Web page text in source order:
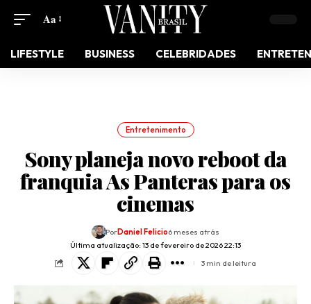
Aa
LIFESTYLE BUSINESS CELEBRIDADES
Entretenimento
Sony planeja novo reboot da
franquia As Panteras para os
cinemas
Última atualização: 13 de fevereiro de 2026 22:13
PorDaniel Felicio6 meses atrás
3 min de leitura